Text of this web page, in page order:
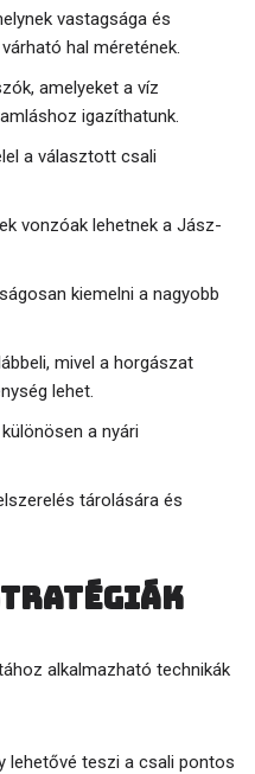
vastagsága és
hal méretének.
amelyeket a víz
igazíthatunk.
a választott csali
vonzóak lehetnek a Jász-
kiemelni a nagyobb
mivel a horgászat
lehet.
a nyári
tárolására és
alkalmazható technikák
lehetővé teszi a csali pontos